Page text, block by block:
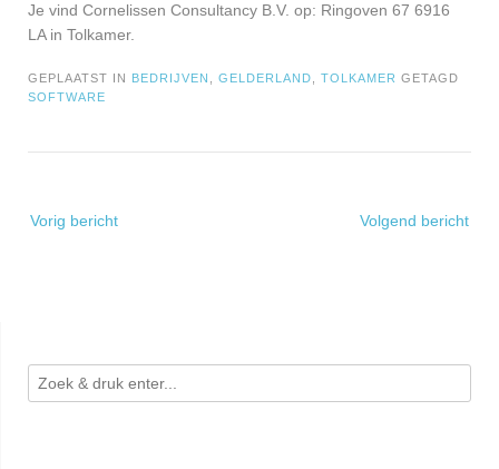
Je vind Cornelissen Consultancy B.V. op: Ringoven 67 6916
LA in Tolkamer.
GEPLAATST IN BEDRIJVEN , GELDERLAND, TOLKAMER GETAGD
SOFTWARE
navigatie
Vorig bericht Volgend bericht